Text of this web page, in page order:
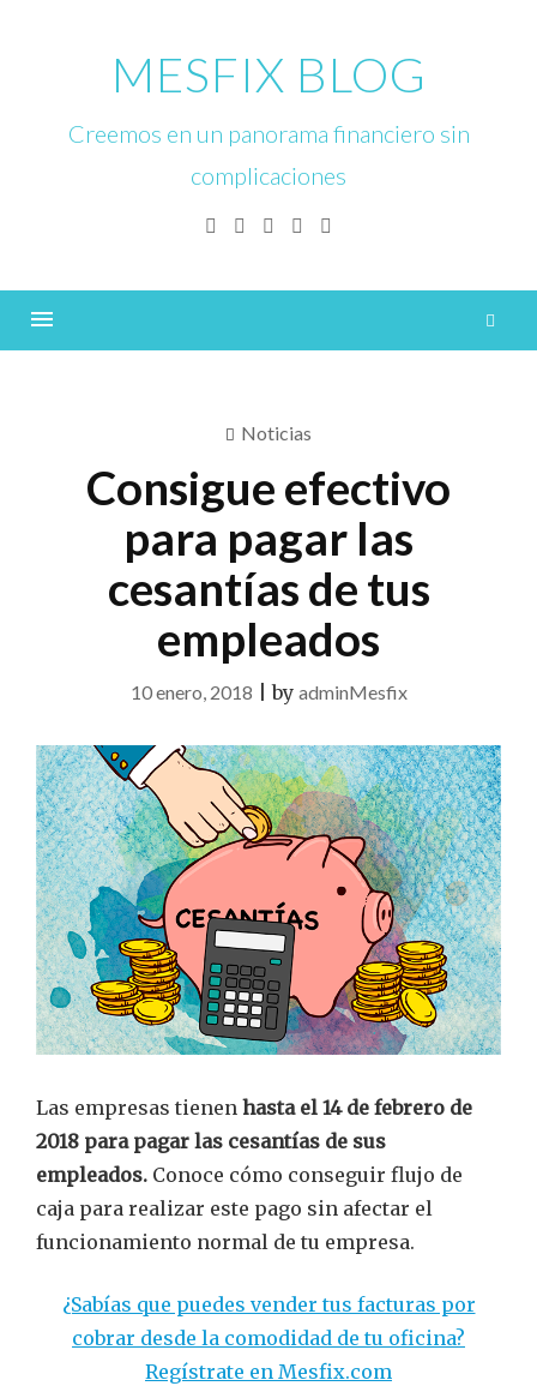
MESFIX BLOG
Creemos en un panorama financiero sin
complicaciones
Facebook
TwitterLinkedinInstagram
Noticias
Consigue efectivo
para pagar las
cesantías de tus
empleados
10 enero, 2018 |by adminMesfix
Las empresas tienen hasta el 14 de febrero de
2018 para pagar las cesantías de sus
empleados. Conoce cómo conseguir flujo de
caja para realizar este pago sin afectar el
funcionamiento normal de tu empresa.
¿Sabías que puedes vender tus facturas por
cobrar desde la comodidad de tu oficina?
Regístrate en Mesfix.com